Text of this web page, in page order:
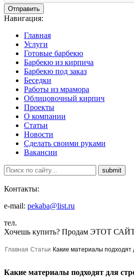
Навигация:
Главная
Услуги
Готовые барбекю
Барбекю из кирпича
Барбекю под заказ
Беседки
Работы из мрамора
Облицовочный кирпич
Проекты
О компании
Статьи
Новости
Сделать своими руками
Вакансии
Контакты:
e-mail: pekaba@list.ru
тел.
Хочешь купить? Продам ЭТОТ САЙТ
Главная Статьи Какие материалы подходят
Какие материалы подходят для